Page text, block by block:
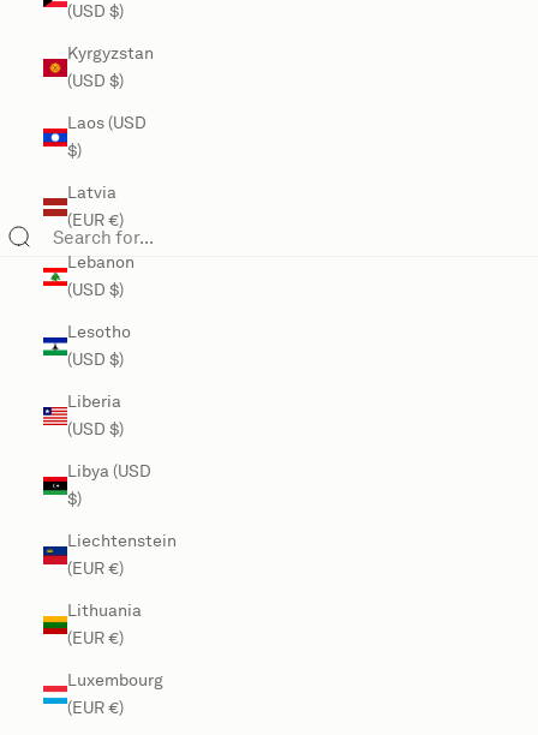
(USD $)
Kyrgyzstan
(USD $)
Laos (USD
$)
Latvia
(EUR €)
Lebanon
(USD $)
Lesotho
(USD $)
Liberia
(USD $)
Libya (USD
$)
Liechtenstein
(EUR €)
Lithuania
(EUR €)
Luxembourg
(EUR €)